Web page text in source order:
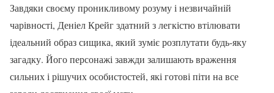
Завдяки своєму проникливому розуму і незвичайній
чарівності, Деніел Крейг здатний з легкістю втілювати
ідеальний образ сищика, який зуміє розплутати будь-яку
загадку. Його персонажі завжди залишають враження
сильних і рішучих особистостей, які готові піти на все